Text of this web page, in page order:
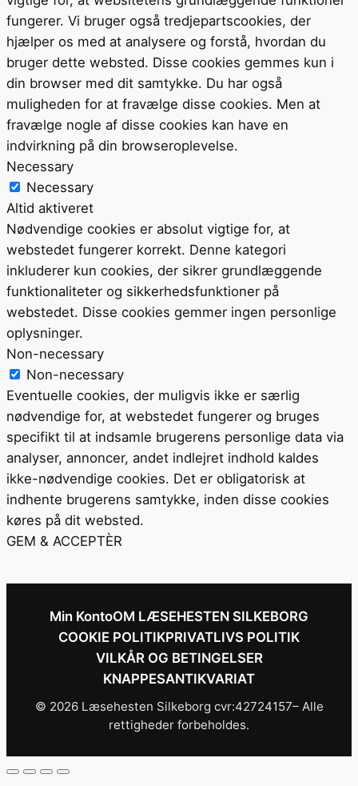
fungerer. Vi bruger også tredjepartscookies, der
hjælper os med at analysere og forstå, hvordan du
bruger dette websted. Disse cookies gemmes kun i
din browser med dit samtykke. Du har også
muligheden for at fravælge disse cookies. Men at
fravælge nogle af disse cookies kan have en
indvirkning på din browseroplevelse.
Necessary
Necessary
Altid aktiveret
Nødvendige cookies er absolut vigtige for, at
webstedet fungerer korrekt. Denne kategori
inkluderer kun cookies, der sikrer grundlæggende
funktionaliteter og sikkerhedsfunktioner på
webstedet. Disse cookies gemmer ingen personlige
oplysninger.
Non-necessary
Non-necessary
Eventuelle cookies, der muligvis ikke er særlig
nødvendige for, at webstedet fungerer og bruges
specifikt til at indsamle brugerens personlige data via
analyser, annoncer, andet indlejret indhold kaldes
ikke-nødvendige cookies. Det er obligatorisk at
indhente brugerens samtykke, inden disse cookies
køres på dit websted.
GEM & ACCEPTÈR
Min KontoOM LÆSEHESTEN SILKEBORG
COOKIE POLITIKPRIVATLIVS POLITIK
VILKÅR OG BETINGELSER
KNAPPESANTIKVARIAT
© 2026 Læsehesten Silkeborg cvr:42724157– Alle
rettigheder forbeholdes.